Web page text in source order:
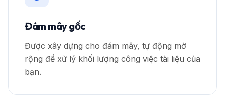
Đám mây gốc
Được xây dựng cho đám mây, tự động mở
rộng để xử lý khối lượng công việc tài liệu của
bạn.